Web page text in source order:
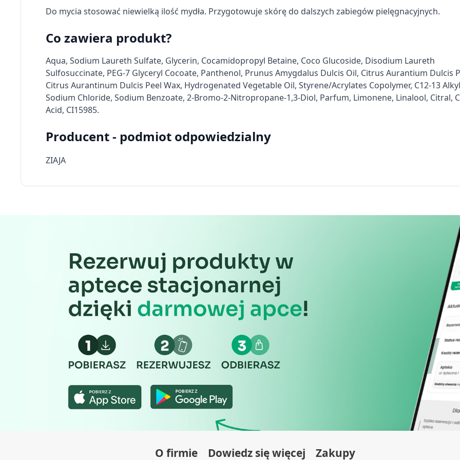
bloker, roll-on, 60 ml
8,49 zł
krem, skóra normalna i
5,59 zł
Lipidowa Fizjoderm,
nawilżający, 100 ml
Do mycia stosować niewielką ilość mydła. Przygotowuje skórę do dalszych zabiegów pielęgnacyjnych.
Co zawiera produkt?
Aqua, Sodium Laureth Sulfate, Glycerin, Cocamidopropyl Betaine, Coco Glucoside, Disodium Laureth
Sulfosuccinate, PEG-7 Glyceryl Cocoate, Panthenol, Prunus Amygdalus Dulcis Oil, Citrus Aurantium Dulcis
Citrus Aurantinum Dulcis Peel Wax, Hydrogenated Vegetable Oil, Styrene/Acrylates Copolymer, C12-13
Sodium Chloride, Sodium Benzoate, 2-Bromo-2-Nitropropane-1,3-Diol, Parfum, Limonene, Linalool, Citral,
Acid, CI15985.
Producent - podmiot odpowiedzialny
ZIAJA
O firmie Dowiedz się więcej Zakupy
Pomiar efektywności reklam
Pomiar efektywności treści
Rozumienie odbiorców dzięki statystyce lub kombinacji danych z różnych źródeł
Rozwój i ulepszanie usług
Użycie dokładnych danych geolokalizacyjnych
Identyfikowanie urządzeń na podstawie aktywnie żądanych informacji
Reklama / śledzenie